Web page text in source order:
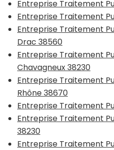
Entreprise Traitement
Entreprise Traitement
Entreprise Traitement
Drac 38560
Entreprise Traitement
Chavagneux 38230
Entreprise Traitement
Rhône 38670
Entreprise Traitement
Entreprise Traitement
38230
Entreprise Traitement